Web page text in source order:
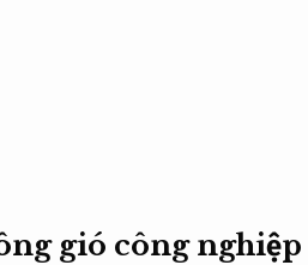
gió công nghiệp